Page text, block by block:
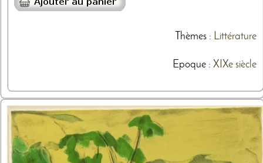
Thèmes: Littérature
Epoque : XIXe siècle